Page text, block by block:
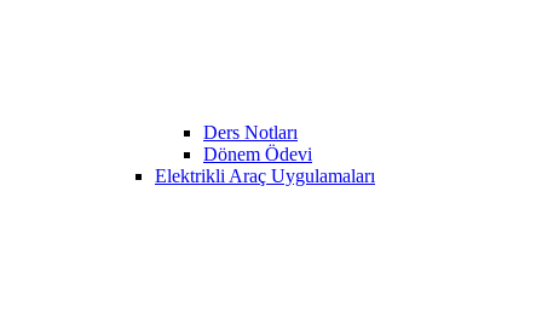
Ders Notları
Dönem Ödevi
Elektrikli Araç Uygulamaları